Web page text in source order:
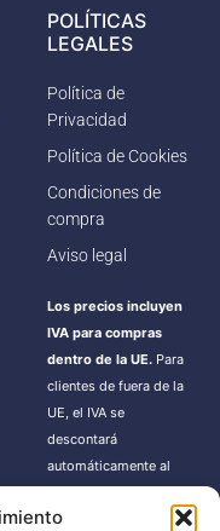
POLÍTICAS
LEGALES
Política de
Privacidad
Política de Cookies
Condiciones de
compra
Aviso legal
Los precios incluyen
IVA para compras
dentro de la UE. Para
clientes de fuera de la
UE, el IVA se
descontará
automáticamente al
Estos pedidos pueden